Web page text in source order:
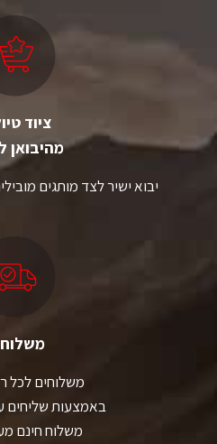
ציוד
מהיבואן
יבוא ישיר לצד מותגים
משלוחים לכל
באמצעות שליחים
משלוח חינם מעל